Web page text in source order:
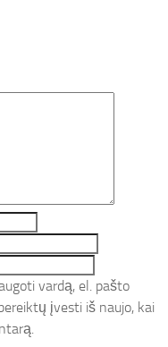
vardą, el. pašto
įvesti iš naujo, kai